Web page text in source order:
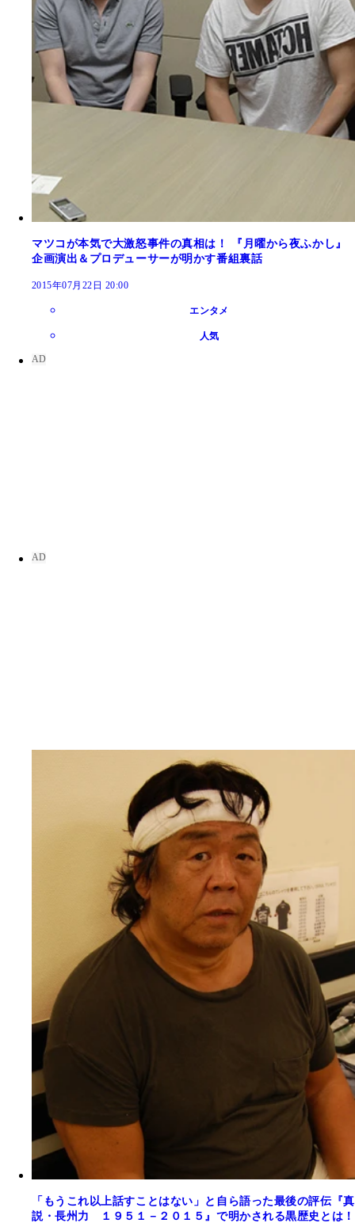
マツコが本気で大激怒事件の真相は！ 『月曜から夜ふかし』
企画演出＆プロデューサーが明かす番組裏話
2015年07月22日 20:00
エンタメ
人気
「もうこれ以上話すことはない」と自ら語った最後の評伝『真
説・長州力 １９５１－２０１５』で明かされる黒歴史とは！